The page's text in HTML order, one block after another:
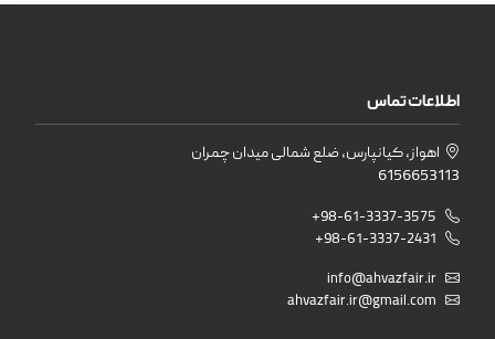
اطلاعات تماس
اهواز، کیانپارس، ضلع شمالی میدان چمران
6156653113
+98-61-3337-3575
+98-61-3337-2431
info@ahvazfair.ir
ahvazfair.ir@gmail.com